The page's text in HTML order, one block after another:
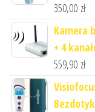
350,00 zł
Kamera
+ 4
559,90 zł